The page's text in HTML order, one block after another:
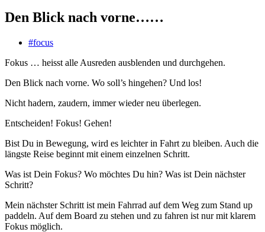
Den Blick nach vorne……
#focus
Fokus … heisst alle Ausreden ausblenden und durchgehen.
Den Blick nach vorne. Wo soll’s hingehen? Und los!
Nicht hadern, zaudern, immer wieder neu überlegen.
Entscheiden! Fokus! Gehen!
Bist Du in Bewegung, wird es leichter in Fahrt zu bleiben. Auch die
längste Reise beginnt mit einem einzelnen Schritt.
Was ist Dein Fokus? Wo möchtes Du hin? Was ist Dein nächster
Schritt?
Mein nächster Schritt ist mein Fahrrad auf dem Weg zum Stand up
paddeln. Auf dem Board zu stehen und zu fahren ist nur mit klarem
Fokus möglich.